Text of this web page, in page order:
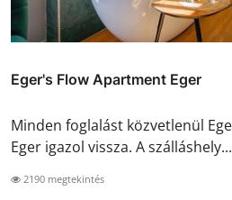
Eger's Flow Apartment Eger
Minden foglalást közvetlenül
Eger igazol vissza. A szálláshely...
2190 megtekintés